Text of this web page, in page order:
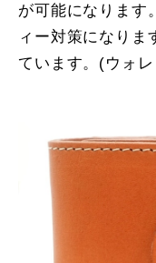
が可能になります
ィー対策になりま
ています。(ウォ